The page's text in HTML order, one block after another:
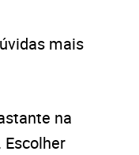
mais
na